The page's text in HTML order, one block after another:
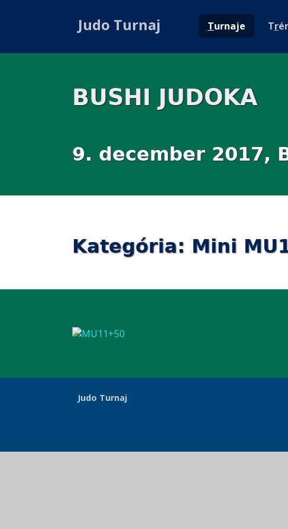
Judo Turnaj Turnaje Tr
BUSHI JUDOKA
9. december 2017,
Kategória: Mini
Judo Turnaj